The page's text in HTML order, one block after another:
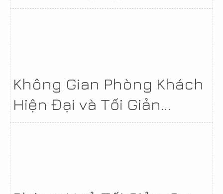
Không Gian Phòng Khách
Hiện Đại và Tối Giản...